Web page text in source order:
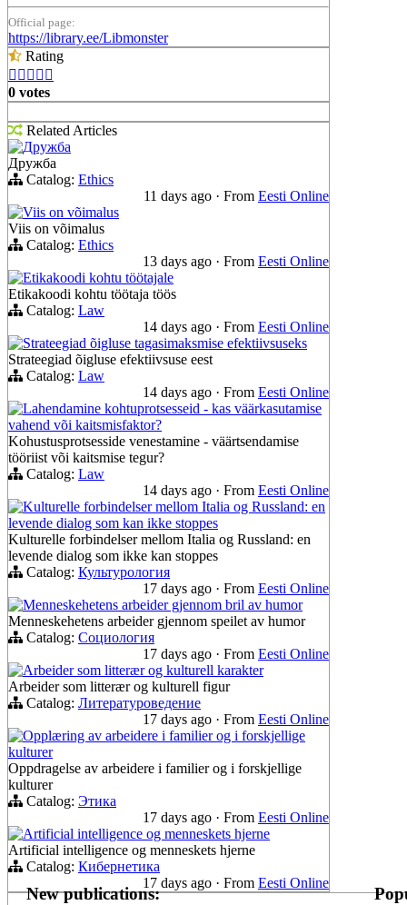
Official page:
https://library.ee/Libmonster
Rating
    
0 votes
Related Articles
Дружба
Дружба
Catalog: Ethics
11 days ago · From Eesti Online
Viis on võimalus
Viis on võimalus
Catalog: Ethics
13 days ago · From Eesti Online
Etikakoodi kohtu töötajale
Etikakoodi kohtu töötaja töös
Catalog: Law
14 days ago · From Eesti Online
Strateegiad õigluse tagasimaksmise efektiivsuseks
Strateegiad õigluse efektiivsuse eest
Catalog: Law
14 days ago · From Eesti Online
Lahendamine kohtuprotsesseid - kas väärkasutamise
vahend või kaitsmisfaktor?
Kohustusprotsesside venestamine - väärtsendamise
tööriist või kaitsmise tegur?
Catalog: Law
14 days ago · From Eesti Online
Kulturelle forbindelser mellom Italia og Russland: en
levende dialog som kan ikke stoppes
Kulturelle forbindelser mellom Italia og Russland: en
levende dialog som ikke kan stoppes
Catalog: Культурология
17 days ago · From Eesti Online
Menneskehetens arbeider gjennom bril av humor
Menneskehetens arbeider gjennom speilet av humor
Catalog: Социология
17 days ago · From Eesti Online
Arbeider som litterær og kulturell karakter
Arbeider som litterær og kulturell figur
Catalog: Литературоведение
17 days ago · From Eesti Online
Opplæring av arbeidere i familier og i forskjellige
kulturer
Oppdragelse av arbeidere i familier og i forskjellige
kulturer
Catalog: Этика
17 days ago · From Eesti Online
Artificial intelligence og menneskets hjerne
Artificial intelligence og menneskets hjerne
Catalog: Кибернетика
17 days ago · From Eesti Online
New publications: